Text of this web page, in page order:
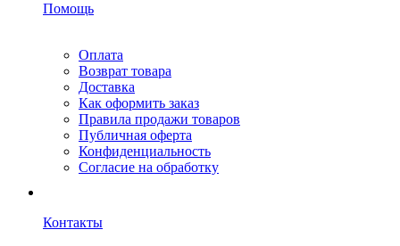
Помощь
Оплата
Возврат товара
Доставка
Как оформить заказ
Правила продажи товаров
Публичная оферта
Конфиденциальность
Согласие на обработку
Контакты